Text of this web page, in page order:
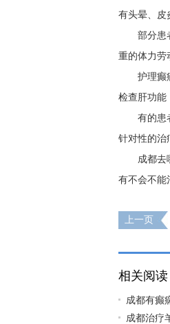
有头晕、皮
部分患
重的体力劳
护理癫
检查肝功能
有的患
针对性的治
成都去
有不会不能
上一页
相关阅读
成都有癫
成都治疗